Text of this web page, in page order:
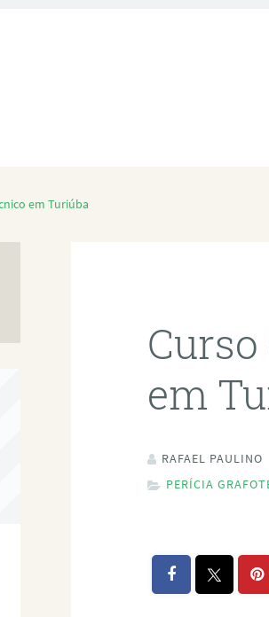
em Turiúba
em
RAFAEL PAULINO
PERÍCIA